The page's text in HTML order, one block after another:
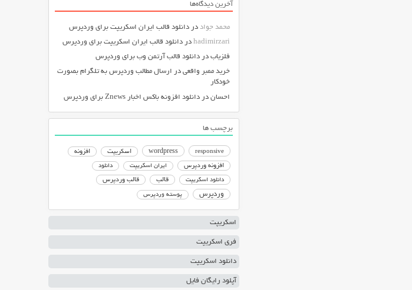
آخرین دیدگاه‌ها
محمد جواد در دانلود قالب ایران اسکریپت برای وردپرس
hadimirzari در دانلود قالب ایران اسکریپت برای وردپرس
فلزیاب در دانلود قالب آرتمن وب برای وردپرس
خرید ممبر واقعی در ارسال مطالب وردپرس به تلگرام بصورت
خودکار
احسان در دانلود افزونه باکس اخبار Znews برای وردپرس
برچسب ها
responsive
wordpress اسکریپت
افزونه
افزونه وردپرس
ایران اسکریپت دانلود
دانلود اسکریپت قالب قالب وردپرس
وردپرس پوسته وردپرس
اسکریپت
فری اسکریپت
دانلود اسکریپت
آپلود رایگان فایل